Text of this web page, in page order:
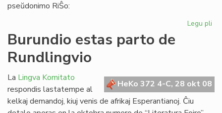
pseŭdonimo RiŜo:
Legu pli
Burundio estas parto de
Rundlingvio
HeKo 372 4-C, 28 okt 08
La Lingva Komitato
respondis lastatempe al
kelkaj demandoj, kiuj venis de afrikaj Esperantianoj. Ĉiu